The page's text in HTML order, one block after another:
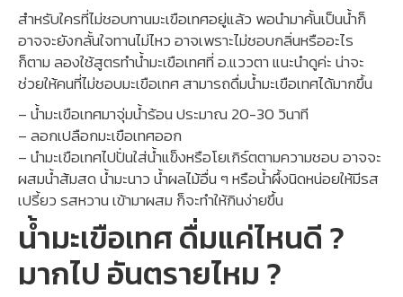
สำหรับใครที่ไม่ชอบทานมะเขือเทศอยู่แล้ว พอนำมาคั้นเป็นน้ำก็
อาจจะยังกลั้นใจทานไม่ไหว อาจเพราะไม่ชอบกลิ่นหรืออะไร
ก็ตาม ลองใช้สูตรทำน้ำมะเขือเทศที่ อ.แววตา แนะนำดูค่ะ น่าจะ
ช่วยให้คนที่ไม่ชอบมะเขือเทศ สามารถดื่มน้ำมะเขือเทศได้มากขึ้น
– น้ำมะเขือเทศมาจุ่มน้ำร้อน ประมาณ 20-30 วินาที
– ลอกเปลือกมะเขือเทศออก
– นำมะเขือเทศไปปั่นใส่น้ำแข็งหรือโยเกิร์ตตามความชอบ อาจจะ
ผสมน้ำส้มสด น้ำมะนาว น้ำผลไม้อื่น ๆ หรือน้ำผึ้งนิดหน่อยให้มีรส
เปรี้ยว รสหวาน เข้ามาผสม ก็จะทำให้กินง่ายขึ้น
น้ำมะเขือเทศ ดื่มแค่ไหนดี ?
มากไป อันตรายไหม ?